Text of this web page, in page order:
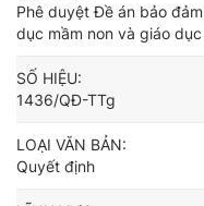
Phê duyệt Đề án bảo
dục mầm non và giáo
SỐ HIỆU:
1436/QĐ-TTg
LOẠI VĂN BẢN:
Quyết định